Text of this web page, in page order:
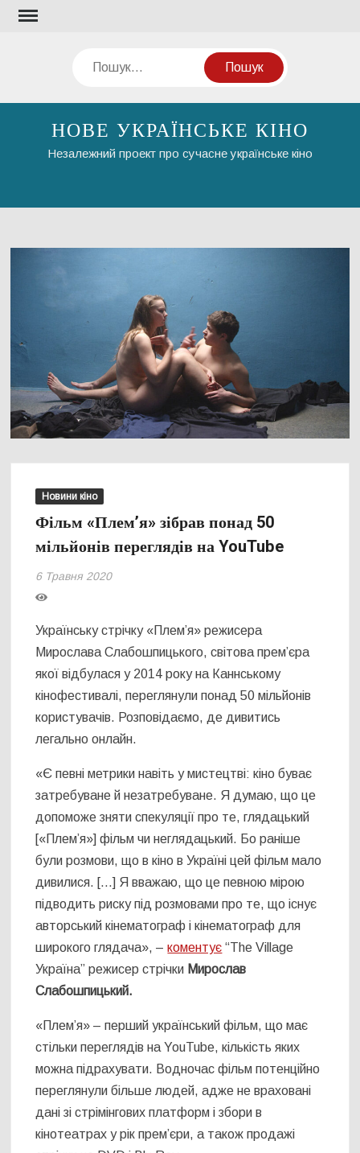
Перейти
Пошук
НОВЕ УКРАЇНСЬКЕ КІНО
Незалежний проект про сучасне українське кіно
Новини кіно
Фільм «Плем’я» зібрав понад 50
мільйонів переглядів на YouTube
6 Травня 2020
Українську стрічку «Плем’я» режисера
Мирослава Слабошпицького, світова прем’єра
якої відбулася у 2014 року на Каннському
кінофестивалі, переглянули понад 50 мільйонів
користувачів. Розповідаємо, де дивитись
легально онлайн.
«Є певні метрики навіть у мистецтві: кіно буває
затребуване й незатребуване. Я думаю, що це
допоможе зняти спекуляції про те, глядацький
[«Плем’я»] фільм чи неглядацький. Бо раніше
були розмови, що в кіно в Україні цей фільм мало
дивилися. […] Я вважаю, що це певною мірою
підводить риску під розмовами про те, що існує
авторський кінематограф і кінематограф для
широкого глядача», –коментує “The Village
Україна” режисер стрічки Мирослав
Слабошпицький.
«Плем’я» – перший український фільм, що має
стільки переглядів на YouTube, кількість яких
можна підрахувати. Водночас фільм потенційно
переглянули більше людей, адже не враховані
дані зі стрімінгових платформ і збори в
кінотеатрах у рік прем’єри, а також продажі